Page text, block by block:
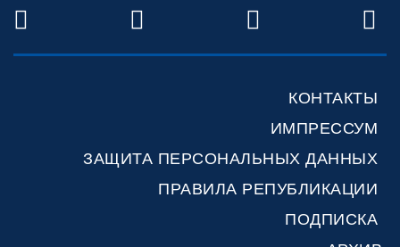
TWITTER FACEBOOKYOUTUBE
КОНТАКТЫ
ИМПРЕССУМ
ЗАЩИТА ПЕРСОНАЛЬНЫХ ДАННЫХ
ПРАВИЛА РЕПУБЛИКАЦИИ
ПОДПИСКА